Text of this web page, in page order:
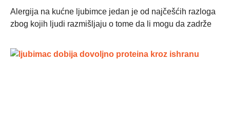
Alergija na kućne ljubimce jedan je od najčešćih razloga
zbog kojih ljudi razmišljaju o tome da li mogu da zadrže